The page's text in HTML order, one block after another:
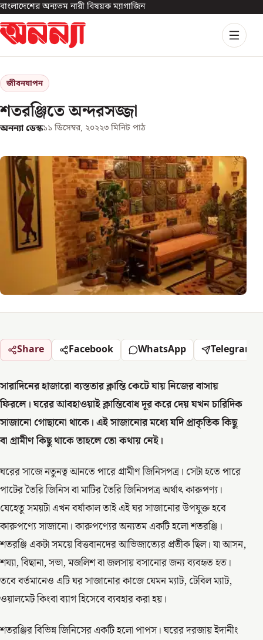
বাংলাদেশের অন্যতম নারী বিষয়ক ম্যাগাজিন
জীবনযাপন
শতরঞ্জিতে অন্দরসজ্জা
অনন্যা ডেস্ক১১ ডিসেম্বর, ২০২২৩ মিনিট পাঠ
Share Facebook WhatsApp Telegram
সারাদিনের হাজারো ব্যস্ততার ক্লান্তি কেটে যায় নিজের বাসায়
ফিরলে। ঘরের আবহাওয়াই ক্লান্তিবোধ দূর করে দেয় যখন চারিদিক
সাজানো গোছানো থাকে। এই সাজানোর মধ্যে যদি প্রাকৃতিক কিছু
বা গ্রামীণ কিছু থাকে তাহলে তো কথায় নেই।
ঘরের সাজে নতুনত্ব আনতে পারে গ্রামীণ জিনিসপত্র। সেটা হতে পারে
পাটের তৈরি জিনিস বা মাটির তৈরি জিনিসপত্র অর্থাৎ কারুপণ্য।
যেহেতু সময়টা এখন বর্ষাকাল তাই এই ঘর সাজানোর উপযুক্ত হবে
কারুপণ্যে সাজানো। কারুপণ্যের অন্যতম একটি হলো শতরঞ্জি।
শতরঞ্জি একটা সময়ে বিত্তবানদের আভিজাত্যের প্রতীক ছিল। যা আসন,
শয্যা, বিছানা, সভা, মজলিশ বা জলসায় বসানোর জন্য ব্যবহৃত হত।
তবে বর্তমানেও এটি ঘর সাজানোর কাজে যেমন ম্যাট, টেবিল ম্যাট,
ওয়ালমেট কিংবা ব্যাগ হিসেবে ব্যবহার করা হয়।
শতরঞ্জির বিভিন্ন জিনিসের একটি হলো পাপস। ঘরের দরজায় ইদানীং